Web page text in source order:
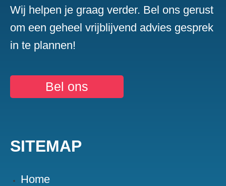
Wij helpen je graag verder. Bel ons gerust
om een geheel vrijblijvend advies gesprek
in te plannen!
Bel ons
SITEMAP
Home